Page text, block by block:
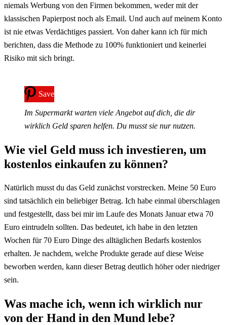
niemals Werbung von den Firmen bekommen, weder mit der
klassischen Papierpost noch als Email. Und auch auf meinem Konto
ist nie etwas Verdächtiges passiert. Von daher kann ich für mich
berichten, dass die Methode zu 100% funktioniert und keinerlei
Risiko mit sich bringt.
Save
Im Supermarkt warten viele Angebot auf dich, die dir
wirklich Geld sparen helfen. Du musst sie nur nutzen.
Wie viel Geld muss ich investieren, um
kostenlos einkaufen zu können?
Natürlich musst du das Geld zunächst vorstrecken. Meine 50 Euro
sind tatsächlich ein beliebiger Betrag. Ich habe einmal überschlagen
und festgestellt, dass bei mir im Laufe des Monats Januar etwa 70
Euro eintrudeln sollten. Das bedeutet, ich habe in den letzten
Wochen für 70 Euro Dinge des alltäglichen Bedarfs kostenlos
erhalten. Je nachdem, welche Produkte gerade auf diese Weise
beworben werden, kann dieser Betrag deutlich höher oder niedriger
sein.
Was mache ich, wenn ich wirklich nur
von der Hand in den Mund lebe?